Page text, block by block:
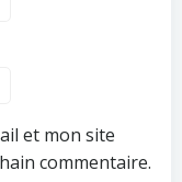
et mon site
commentaire.